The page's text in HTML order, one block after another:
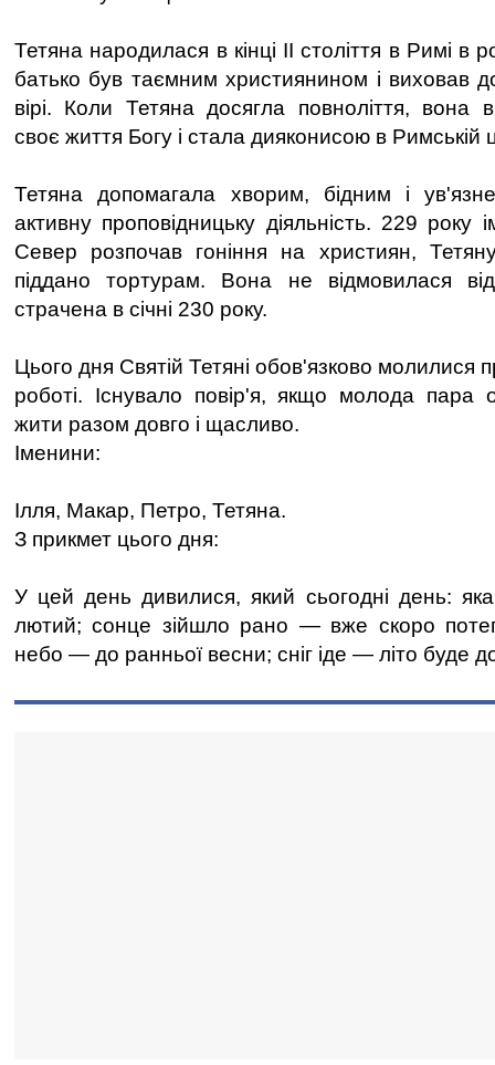
Тетяна народилася в кінці II століття в Римі в
батько був таємним християнином і виховав
вірі. Коли Тетяна досягла повноліття, вона
своє життя Богу і стала дияконисою в Римській
Тетяна допомагала хворим, бідним і
активну проповідницьку діяльність. 229 року
Север розпочав гоніння на християн,
піддано тортурам. Вона не відмовилася
страчена в січні 230 року.
Цього дня Святій Тетяні обов'язково молилися
роботі. Існувало повір'я, якщо молода пара
жити разом довго і щасливо.
Іменини:
Ілля, Макар, Петро, Тетяна.
З прикмет цього дня:
У цей день дивилися, який сьогодні день:
лютий; сонце зійшло рано — вже скоро
небо — до ранньої весни; сніг іде — літо буде